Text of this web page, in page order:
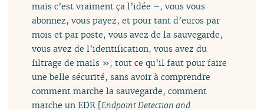
mais c’est vraiment ça l’idée –, vous vous
abonnez, vous payez, et pour tant d’euros par
mois et par poste, vous avez de la sauvegarde,
vous avez de l’identification, vous avez du
filtrage de mails », tout ce qu’il faut pour faire
une belle sécurité, sans avoir à comprendre
comment marche la sauvegarde, comment
marche un EDR [Endpoint Detection and